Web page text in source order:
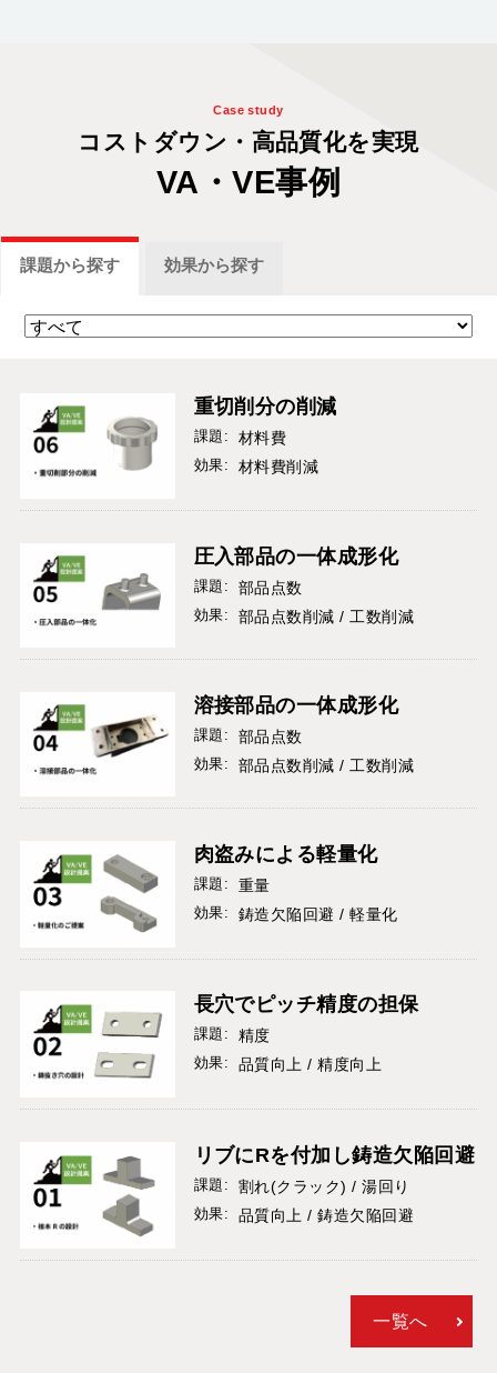
Case study
コストダウン・ 高品質化を実現
VA・VE事例
課題から探す 効果から探す
重切削分の削減
課題: 材料費
効果: 材料費削減
圧入部品の一体成形化
課題: 部品点数
効果: 部品点数削減 / 工数削減
溶接部品の一体成形化
課題: 部品点数
効果: 部品点数削減 / 工数削減
肉盗みによる軽量化
課題: 重量
効果: 鋳造欠陥回避 / 軽量化
長穴でピッチ精度の担保
課題: 精度
効果: 品質向上 / 精度向上
リブにRを付加し鋳造欠陥回避
課題: 割れ(クラック) / 湯回り
効果: 品質向上 / 鋳造欠陥回避
一覧へ